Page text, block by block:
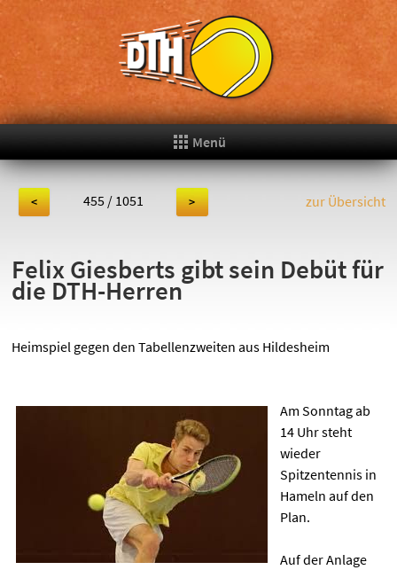
Menü
< 455 / 1051 > zur Übersicht
Felix Giesberts gibt sein Debüt für
die DTH-Herren
Heimspiel gegen den Tabellenzweiten aus Hildesheim
Am Sonntag ab
14 Uhr steht
wieder
Spitzentennis in
Hameln auf den
Plan.
Auf der Anlage